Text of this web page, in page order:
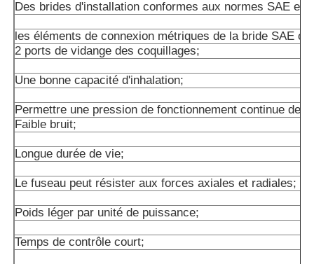
Des brides d'installation conformes aux normes SAE et
les éléments de connexion métriques de la bride SAE
2 ports de vidange des coquillages;
Une bonne capacité d'inhalation;
Permettre une pression de fonctionnement continue de
Faible bruit;
Longue durée de vie;
Le fuseau peut résister aux forces axiales et radiales;
Poids léger par unité de puissance;
Temps de contrôle court;